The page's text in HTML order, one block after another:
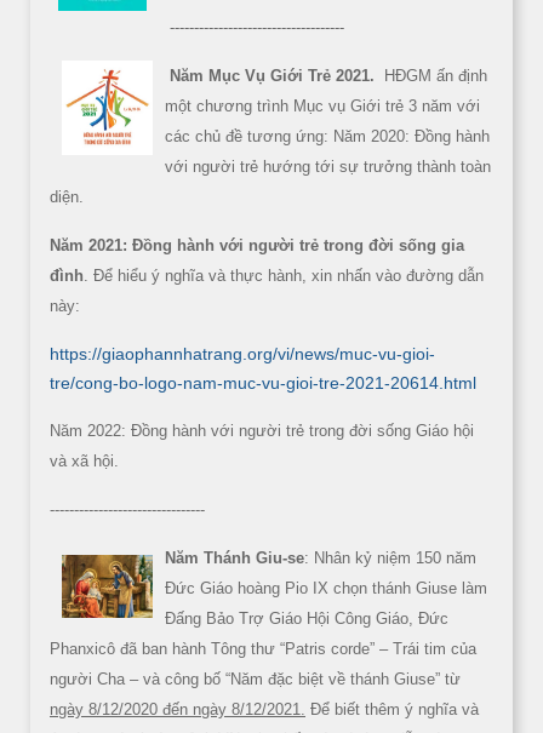
------------------------------------
Năm Mục Vụ Giới Trẻ 2021.
HĐGM ấn định
một chương trình Mục vụ Giới trẻ 3 năm với
các chủ đề tương ứng: Năm 2020: Đồng hành
với người trẻ hướng tới sự trưởng thành toàn
diện.
Năm 2021: Đồng hành với người trẻ trong đời sống gia
đình . Để hiểu ý nghĩa và thực hành, xin nhấn vào đường dẫn
này:
https://giaophannhatrang.org/vi/news/muc-vu-gioi-
tre/cong-bo-logo-nam-muc-vu-gioi-tre-2021-20614.html
Năm 2022: Đồng hành với người trẻ trong đời sống Giáo hội
và xã hội.
--------------------------------
Năm Thánh Giu-se: Nhân kỷ niệm 150 năm
Đức Giáo hoàng Pio IX chọn thánh Giuse làm
Đấng Bảo Trợ Giáo Hội Công Giáo, Đức
Phanxicô đã ban hành Tông thư “Patris corde” – Trái tim của
người Cha – và công bố “Năm đặc biệt về thánh Giuse” từ
ngày 8/12/2020 đến ngày 8/12/2021.
Để biết thêm ý nghĩa và